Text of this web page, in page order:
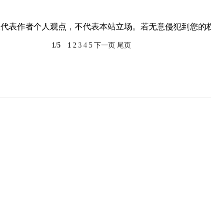
表作者个人观点，不代表本站立场。若无意侵犯到您
1/5 1 2 3 4 5 下一页 尾页